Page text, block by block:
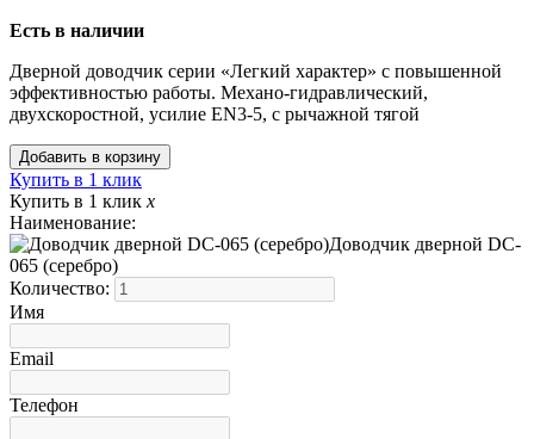
Есть в наличии
Дверной доводчик серии «Легкий характер» с повышенной
эффективностью работы. Механо-гидравлический,
двухскоростной, усилие EN3-5, с рычажной тягой
Купить в 1 клик
Купить в 1 клик x
Наименование:
Доводчик дверной DC-
065 (серебро)
Количество:
Имя
Email
Телефон